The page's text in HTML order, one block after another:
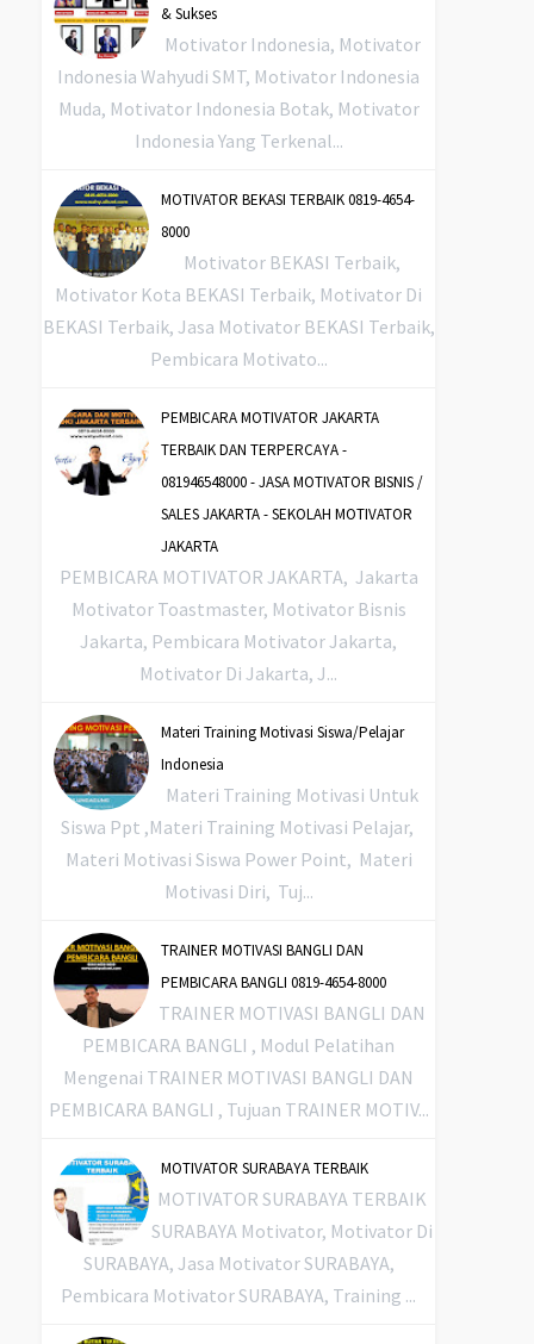
& Sukses
Motivator Indonesia, Motivator
Indonesia Wahyudi SMT, Motivator Indonesia
Muda, Motivator Indonesia Botak, Motivator
Indonesia Yang Terkenal...
MOTIVATOR BEKASI TERBAIK 0819-4654-
8000
Motivator BEKASI Terbaik,
Motivator Kota BEKASI Terbaik, Motivator Di
BEKASI Terbaik, Jasa Motivator BEKASI Terbaik,
Pembicara Motivato...
PEMBICARA MOTIVATOR JAKARTA
TERBAIK DAN TERPERCAYA -
081946548000 - JASA MOTIVATOR BISNIS /
SALES JAKARTA - SEKOLAH MOTIVATOR
JAKARTA
PEMBICARA MOTIVATOR JAKARTA, Jakarta
Motivator Toastmaster, Motivator Bisnis
Jakarta, Pembicara Motivator Jakarta,
Motivator Di Jakarta, J...
Materi Training Motivasi Siswa/Pelajar
Indonesia
Materi Training Motivasi Untuk
Siswa Ppt ,Materi Training Motivasi Pelajar,
Materi Motivasi Siswa Power Point, Materi
Motivasi Diri, Tuj...
TRAINER MOTIVASI BANGLI DAN
PEMBICARA BANGLI 0819-4654-8000
TRAINER MOTIVASI BANGLI DAN
PEMBICARA BANGLI , Modul Pelatihan
Mengenai TRAINER MOTIVASI BANGLI DAN
PEMBICARA BANGLI , Tujuan TRAINER MOTIV...
MOTIVATOR SURABAYA TERBAIK
MOTIVATOR SURABAYA TERBAIK
SURABAYA Motivator, Motivator Di
SURABAYA, Jasa Motivator SURABAYA,
Pembicara Motivator SURABAYA, Training ...